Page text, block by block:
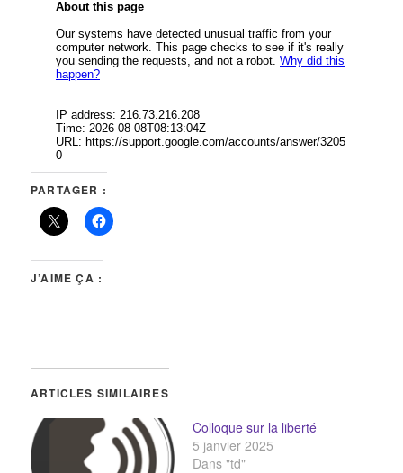
PARTAGER :
J’AIME ÇA :
ARTICLES SIMILAIRES
Colloque sur la liberté
5 janvier 2025
Dans "td"